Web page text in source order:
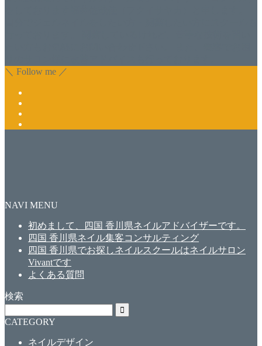
＼ Follow me ／
NAVI MENU
初めまして、四国 香川県ネイルアドバイザーです。
四国 香川県ネイル集客コンサルティング
四国 香川県でお探しネイルスクールはネイルサロン
Vivantです
よくある質問
検索
CATEGORY
ネイルデザイン